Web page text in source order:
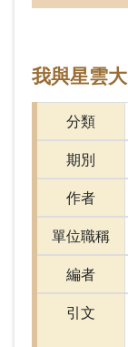
我與星雲
分類
期別
作者
單位職稱
編者
引文